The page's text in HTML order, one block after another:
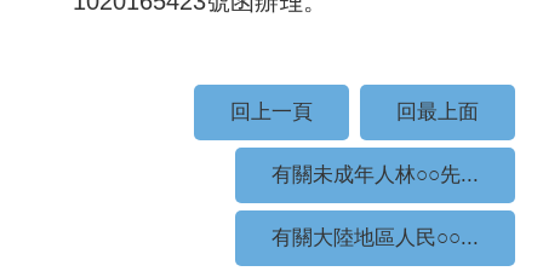
回上一頁 回最上面
有關未成年人林○○先...
有關大陸地區人民○○...